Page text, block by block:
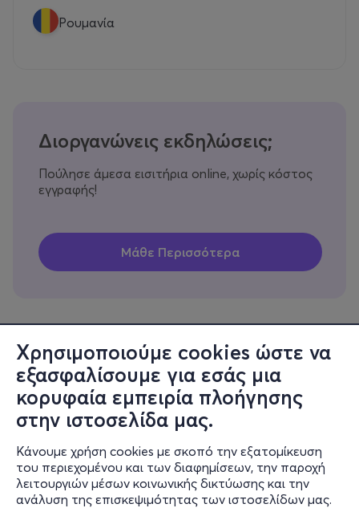
Χρησιμοποιούμε cookies ώστε να
εξασφαλίσουμε για εσάς μια
κορυφαία εμπειρία πλοήγησης
στην ιστοσελίδα μας.
Κάνουμε χρήση cookies με σκοπό την εξατομίκευση
του περιεχομένου και των διαφημίσεων, την παροχή
λειτουργιών μέσων κοινωνικής δικτύωσης και την
ανάλυση της επισκεψιμότητας των ιστοσελίδων μας.
Ρουμανία
Διοργανώνεις εκδηλώσεις;
Πούλησε άμεσα εισιτήρια online, χωρίς κόστος
εγγραφής!
Πληροφορίες
Υποστήριξη
Stay Connected